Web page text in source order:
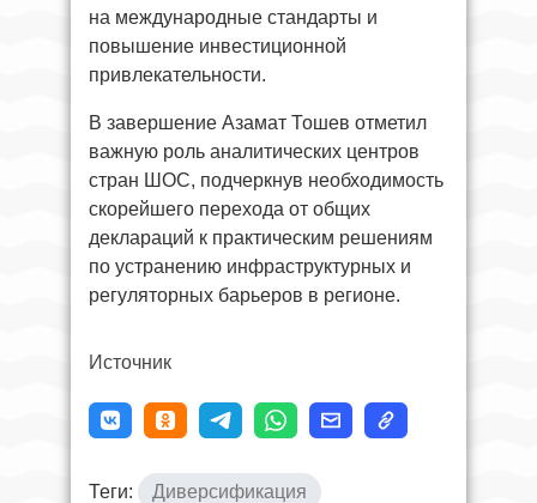
на международные стандарты и
повышение инвестиционной
привлекательности.
В завершение Азамат Тошев отметил
важную роль аналитических центров
стран ШОС, подчеркнув необходимость
скорейшего перехода от общих
деклараций к практическим решениям
по устранению инфраструктурных и
регуляторных барьеров в регионе.
Источник
Теги: Диверсификация